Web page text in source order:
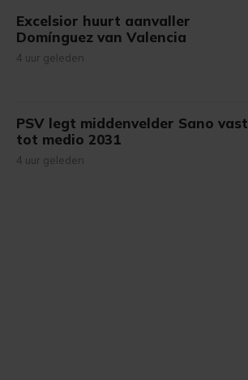
Excelsior huurt aanvaller
Domínguez van Valencia
4 uur geleden
PSV legt middenvelder Sano vast
tot medio 2031
4 uur geleden